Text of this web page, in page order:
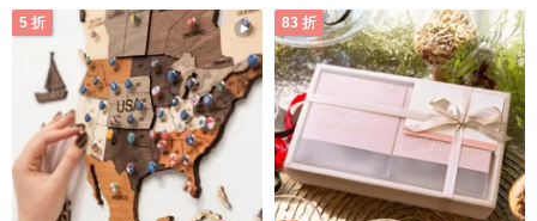
5 折 83 折